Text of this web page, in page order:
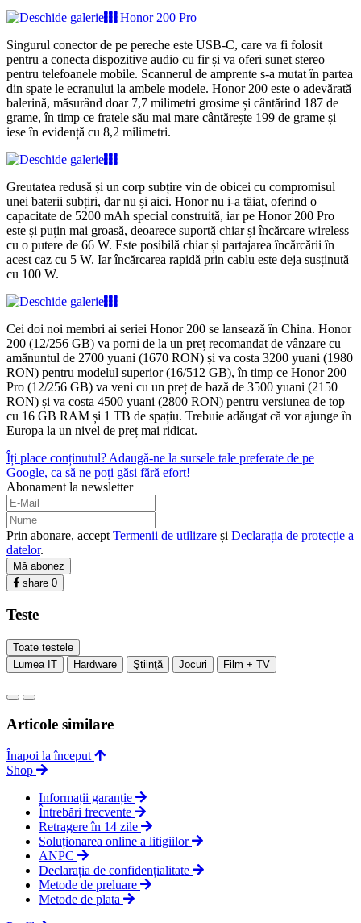
Honor 200 Pro
Singurul conector de pe pereche este USB-C, care va fi folosit
pentru a conecta dispozitive audio cu fir și va oferi sunet stereo
pentru telefoanele mobile. Scannerul de amprente s-a mutat în partea
din spate le ecranului la ambele modele. Honor 200 este o adevărată
balerină, măsurând doar 7,7 milimetri grosime și cântărind 187 de
grame, în timp ce fratele său mai mare cântărește 199 de grame și
iese în evidență cu 8,2 milimetri.
Greutatea redusă și un corp subțire vin de obicei cu compromisul
unei baterii subțiri, dar nu și aici. Honor nu i-a tăiat, oferind o
capacitate de 5200 mAh special construită, iar pe Honor 200 Pro
este și puțin mai groasă, deoarece suportă chiar și încărcare wireless
cu o putere de 66 W. Este posibilă chiar și partajarea încărcării în
acest caz cu 5 W. Iar încărcarea rapidă prin cablu este deja susținută
cu 100 W.
Cei doi noi membri ai seriei Honor 200 se lansează în China. Honor
200 (12/256 GB) va porni de la un preț recomandat de vânzare cu
amănuntul de 2700 yuani (1670 RON) și va costa 3200 yuani (1980
RON) pentru modelul superior (16/512 GB), în timp ce Honor 200
Pro (12/256 GB) va veni cu un preț de bază de 3500 yuani (2150
RON) și va costa 4500 yuani (2800 RON) pentru versiunea de top
cu 16 GB RAM și 1 TB de spațiu. Trebuie adăugat că vor ajunge în
Europa la un nivel de preț mai ridicat.
Îți place conținutul? Adaugă-ne la sursele tale preferate de pe
Google, ca să ne poți găsi fără efort!
Abonament la newsletter
Prin abonare, accept Termenii de utilizare și Declarația de protecție a
datelor.
Mă abonez
share 0
Teste
Toate testele
Lumea IT
Hardware Ştiinţă Jocuri Film + TV
Articole similare
Înapoi la început
Shop
Informații garanție
Întrebări frecvente
Retragere în 14 zile
Soluționarea online a litigiilor
ANPC
Declarația de confidențialitate
Metode de preluare
Metode de plata